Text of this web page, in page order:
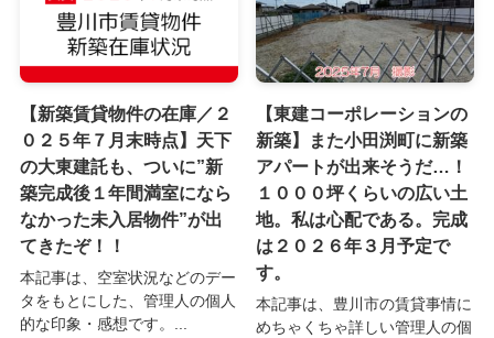
【新築賃貸物件の在庫／２
０２５年７月末時点】天下
の大東建託も、ついに”新
築完成後１年間満室になら
なかった未入居物件”が出
てきたぞ！！
本記事は、空室状況などのデー
タをもとにした、管理人の個人
的な印象・感想です。...
【東建コーポレーションの
新築】また小田渕町に新築
アパートが出来そうだ…！
１０００坪くらいの広い土
地。私は心配である。完成
は２０２６年３月予定で
す。
本記事は、豊川市の賃貸事情に
めちゃくちゃ詳しい管理人の個